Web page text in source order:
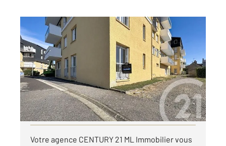
ARGENTAN 61
86 m2
, 4 pièces
Ref : 12913
Appartement F4 à louer
610 €
par mois charges comprises
Visiter le site dédié
Votre agence CENTURY 21 ML Immobilier vous